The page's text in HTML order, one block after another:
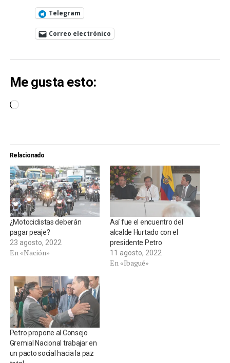
Telegram
Correo electrónico
Me gusta esto:
Cargando...
Relacionado
¿Motociclistas deberán
pagar peaje?
23 agosto, 2022
En «Nación»
Así fue el encuentro del
alcalde Hurtado con el
presidente Petro
11 agosto, 2022
En «Ibagué»
Petro propone al Consejo
Gremial Nacional trabajar en
un pacto social hacia la paz